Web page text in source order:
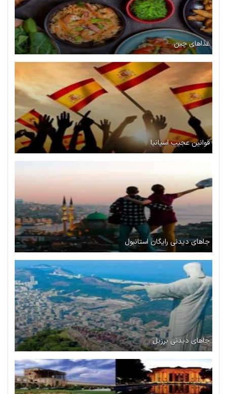
غذاهای چین
قوانین عجیب اسپانیا
جاهای دیدنی رایگان استانبول
جاهای دیدنی برزیل